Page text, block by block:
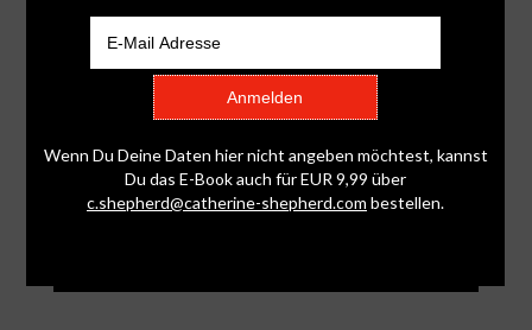
Blog via E-Mail abonnieren
Gib deine E-Mail-Adresse an, um diesen Blog
zu abonnieren und Benachrichtigungen über
E-
Mail-